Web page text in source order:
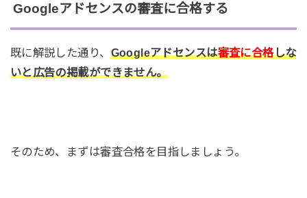
Googleアドセンスの審査に合格する
既に解説した通り、 Googleアドセンスは審査に合格しな
いと広告の掲載ができません。
そのため、まずは審査合格を目指しましょう。